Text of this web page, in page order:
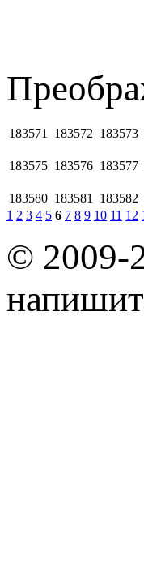
183571 183572 183573
183575 183576 183577
183580 183581 183582
1 2 3 4 5 6 7 8 9 10 11 12
© 2009-